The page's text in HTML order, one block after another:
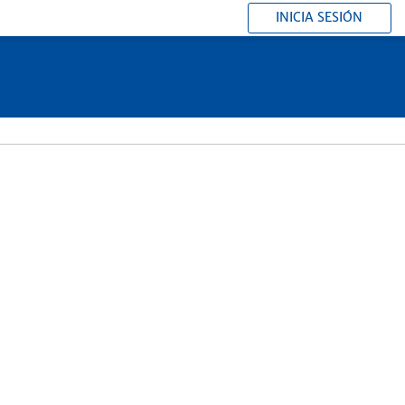
INICIA SESIÓN